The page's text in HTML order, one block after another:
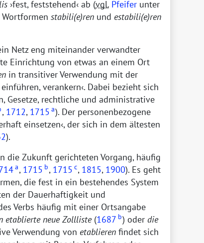
fest, feststehend ab (vgl. Pfeifer unter
Wortformenstabili(e)ren und estabili(e)ren
Netz eng miteinander verwandter
Einrichtung von etwas an einem Ort
in transitiver Verwendung mit der
verankern . Dabei bezieht sich
Gesetze, rechtliche und administrative
, 1712, 1715 a). Der personenbezogene
einsetzen , der sich in dem ältesten
).
die Zukunft gerichteten Vorgang, häufig
a, 1715 b, 1715 c, 1815, 1900). Es geht
die fest in ein bestehendes System
der Dauerhaftigkeit und
Verbs häufig mit einer Ortsangabe
etablierte neue Zollliste(1687 b) oder die
Verwendung von etablieren findet sich